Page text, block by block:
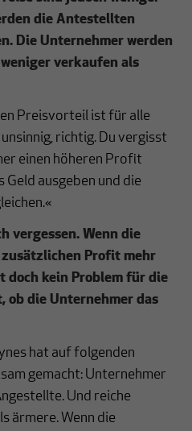
die Antestellten
Die Unternehmer werden
verkaufen als
Preisvorteil ist für alle
richtig. Du vergisst
einen höheren Profit
Geld ausgeben und die
vergessen. Wenn die
Profit mehr
doch kein Problem für die
ob die Unternehmer das
hat auf folgenden
gemacht: Unternehmer
Und reiche
ärmere. Wenn die